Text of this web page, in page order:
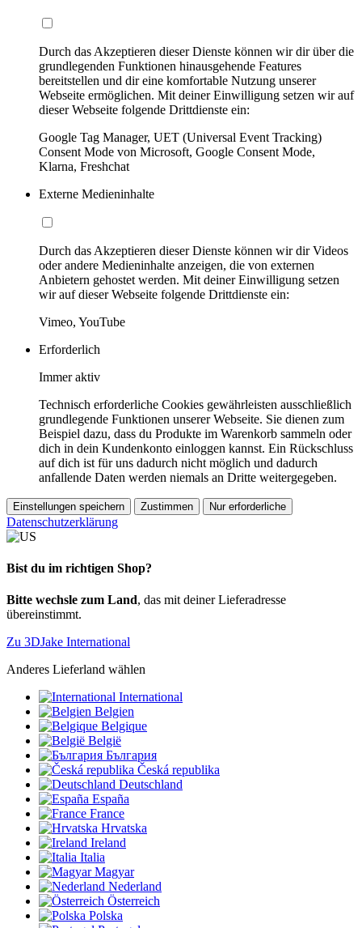
Durch das Akzeptieren dieser Dienste können wir dir über die
grundlegenden Funktionen hinausgehende Features
bereitstellen und dir eine komfortable Nutzung unserer
Webseite ermöglichen. Mit deiner Einwilligung setzen wir auf
dieser Webseite folgende Drittdienste ein:
Google Tag Manager, UET (Universal Event Tracking)
Consent Mode von Microsoft, Google Consent Mode,
Klarna, Freshchat
Externe Medieninhalte
Durch das Akzeptieren dieser Dienste können wir dir Videos
oder andere Medieninhalte anzeigen, die von externen
Anbietern gehostet werden. Mit deiner Einwilligung setzen
wir auf dieser Webseite folgende Drittdienste ein:
Vimeo, YouTube
Erforderlich
Immer aktiv
Technisch erforderliche Cookies gewährleisten ausschließlich
grundlegende Funktionen unserer Webseite. Sie dienen zum
Beispiel dazu, dass du Produkte im Warenkorb sammeln oder
dich in dein Kundenkonto einloggen kannst. Ein Rückschluss
auf dich ist für uns dadurch nicht möglich und dadurch
anfallende Daten werden niemals an Dritte weitergegeben.
Einstellungen speichern Zustimmen Nur erforderliche
Datenschutzerklärung
Bist du im richtigen Shop?
Bitte wechsle zum Land, das mit deiner Lieferadresse
übereinstimmt.
Zu 3DJake International
Anderes Lieferland wählen
International
Belgien
Belgique
België
България
Česká republika
Deutschland
España
France
Hrvatska
Ireland
Italia
Magyar
Nederland
Österreich
Polska